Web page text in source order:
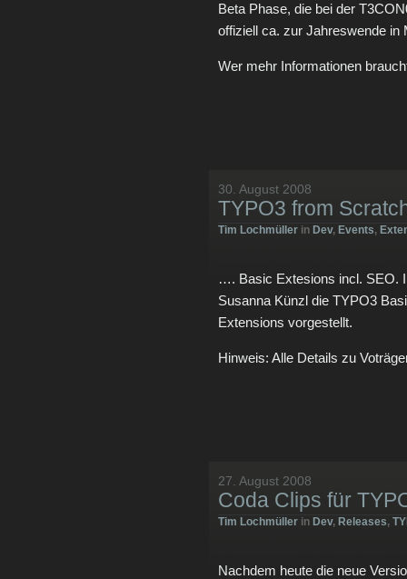
Beta Phase, die bei der
offiziell ca. zur Jahreswende in
Wer mehr Informationen
30. August 2008
TYPO3 from
Tim Lochmüller in Dev, Events,
…. Basic Extesions incl. SEO.
Susanna Künzl die TYPO3
Extensions vorgestellt.
Hinweis: Alle Details zu
27. August 2008
Coda Clips für
Tim Lochmüller in Dev, Releases,
Nachdem heute die neue